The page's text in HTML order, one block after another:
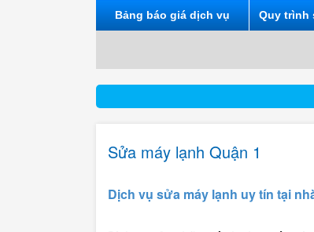
Bảng báo giá dịch vụ Quy trình
Sửa máy lạnh Quận 1
Dịch vụ sửa máy lạnh uy tín tại